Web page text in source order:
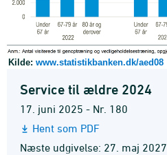
Kilde: www.statistikbanken.dk/aed08
Service til ældre 2024
17. juni 2025 - Nr. 180
Hent som PDF
Næste udgivelse: 27. maj 2027